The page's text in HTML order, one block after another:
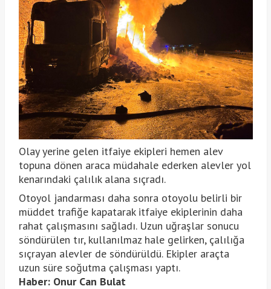
Olay yerine gelen itfaiye ekipleri hemen alev
topuna dönen araca müdahale ederken alevler yol
kenarındaki çalılık alana sıçradı.
Otoyol jandarması daha sonra otoyolu belirli bir
müddet trafiğe kapatarak itfaiye ekiplerinin daha
rahat çalışmasını sağladı. Uzun uğraşlar sonucu
söndürülen tır, kullanılmaz hale gelirken, çalılığa
sıçrayan alevler de söndürüldü. Ekipler araçta
uzun süre soğutma çalışması yaptı.
Haber: Onur Can Bulat